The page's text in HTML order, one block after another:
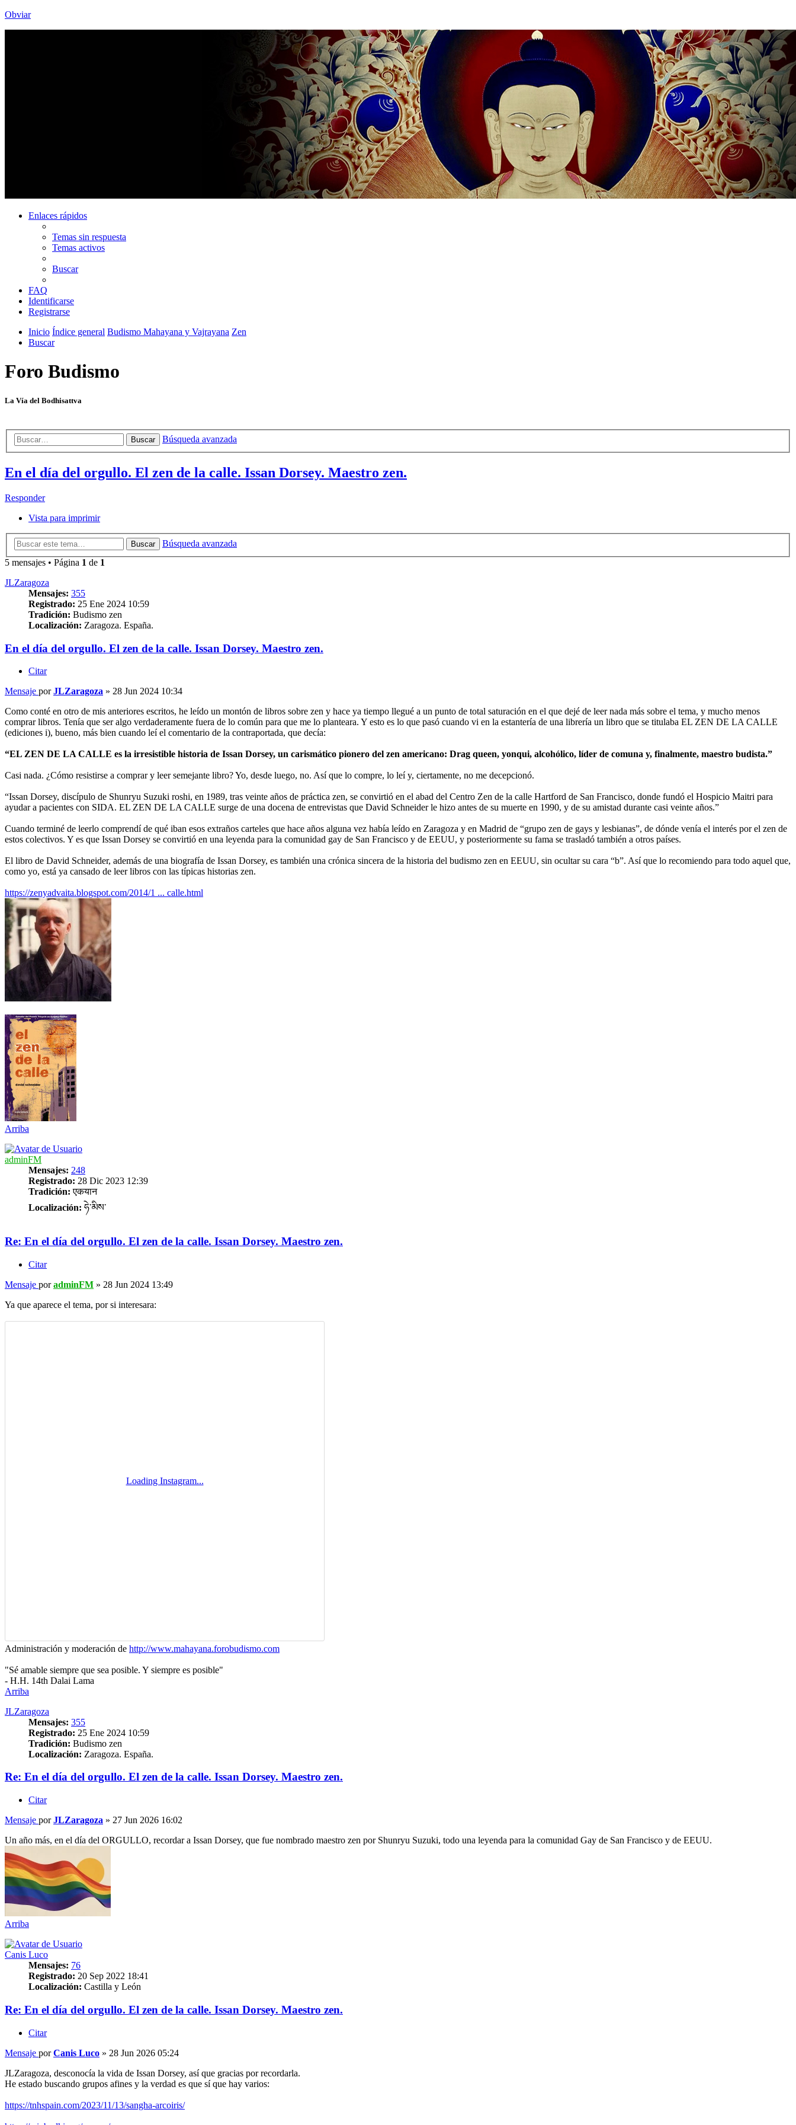
Obviar
Enlaces rápidos
Temas sin respuesta
Temas activos
Buscar
FAQ
Identificarse
Registrarse
Inicio Índice general Budismo Mahayana y Vajrayana Zen
Buscar
Foro Budismo
La Vía del Bodhisattva
Buscar Búsqueda avanzada
En el día del orgullo. El zen de la calle. Issan Dorsey. Maestro zen.
Responder
Vista para imprimir
Buscar
Búsqueda avanzada
5 mensajes • Página 1 de 1
JLZaragoza
Mensajes: 355
Registrado: 25 Ene 2024 10:59
Tradición: Budismo zen
Localización: Zaragoza. España.
En el día del orgullo. El zen de la calle. Issan Dorsey. Maestro zen.
Citar
Mensaje porJLZaragoza » 28 Jun 2024 10:34
Como conté en otro de mis anteriores escritos, he leído un montón de libros sobre zen y hace ya tiempo llegué a un punto de total saturación en el que dejé de leer nada más sobre el tema, y mucho menos
comprar libros. Tenía que ser algo verdaderamente fuera de lo común para que me lo planteara. Y esto es lo que pasó cuando vi en la estantería de una librería un libro que se titulaba EL ZEN DE LA CALLE
(ediciones i), bueno, más bien cuando leí el comentario de la contraportada, que decía:
“EL ZEN DE LA CALLE es la irresistible historia de Issan Dorsey, un carismático pionero del zen americano: Drag queen, yonqui, alcohólico, líder de comuna y, finalmente, maestro budista.”
Casi nada. ¿Cómo resistirse a comprar y leer semejante libro? Yo, desde luego, no. Así que lo compre, lo leí y, ciertamente, no me decepcionó.
“Issan Dorsey, discípulo de Shunryu Suzuki roshi, en 1989, tras veinte años de práctica zen, se convirtió en el abad del Centro Zen de la calle Hartford de San Francisco, donde fundó el Hospicio Maitri para
ayudar a pacientes con SIDA. EL ZEN DE LA CALLE surge de una docena de entrevistas que David Schneider le hizo antes de su muerte en 1990, y de su amistad durante casi veinte años.”
Cuando terminé de leerlo comprendí de qué iban esos extraños carteles que hace años alguna vez había leído en Zaragoza y en Madrid de “grupo zen de gays y lesbianas”, de dónde venía el interés por el zen de
estos colectivos. Y es que Issan Dorsey se convirtió en una leyenda para la comunidad gay de San Francisco y de EEUU, y posteriormente su fama se trasladó también a otros países.
El libro de David Schneider, además de una biografía de Issan Dorsey, es también una crónica sincera de la historia del budismo zen en EEUU, sin ocultar su cara “b”. Así que lo recomiendo para todo aquel que,
como yo, está ya cansado de leer libros con las típicas historias zen.
https://zenyadvaita.blogspot.com/2014/1 ... calle.html
Arriba
adminFM
Mensajes: 248
Registrado: 28 Dic 2023 12:39
Tradición: एकयान
Localización: ཧེ་མིས་
Re: En el día del orgullo. El zen de la calle. Issan Dorsey. Maestro zen.
Citar
Mensaje poradminFM » 28 Jun 2024 13:49
Ya que aparece el tema, por si interesara:
Administración y moderación de http://www.mahayana.forobudismo.com
"Sé amable siempre que sea posible. Y siempre es posible"
- H.H. 14th Dalai Lama
Arriba
JLZaragoza
Mensajes: 355
Registrado: 25 Ene 2024 10:59
Tradición: Budismo zen
Localización: Zaragoza. España.
Re: En el día del orgullo. El zen de la calle. Issan Dorsey. Maestro zen.
Citar
Mensaje porJLZaragoza » 27 Jun 2026 16:02
Un año más, en el día del ORGULLO, recordar a Issan Dorsey, que fue nombrado maestro zen por Shunryu Suzuki, todo una leyenda para la comunidad Gay de San Francisco y de EEUU.
Arriba
Canis Luco
Mensajes: 76
Registrado: 20 Sep 2022 18:41
Localización: Castilla y León
Re: En el día del orgullo. El zen de la calle. Issan Dorsey. Maestro zen.
Citar
Mensaje porCanis Luco » 28 Jun 2026 05:24
JLZaragoza, desconocía la vida de Issan Dorsey, así que gracias por recordarla.
He estado buscando grupos afines y la verdad es que sí que hay varios:
https://tnhspain.com/2023/11/13/sangha-arcoiris/